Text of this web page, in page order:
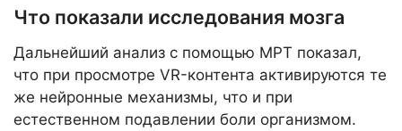
Что показали исследования мозга
Дальнейший анализ с помощью МРТ показал,
что при просмотре VR-контента активируются те
же нейронные механизмы, что и при
естественном подавлении боли организмом.